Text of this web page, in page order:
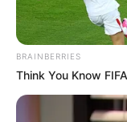
BRAINBERRIES
Think You Know